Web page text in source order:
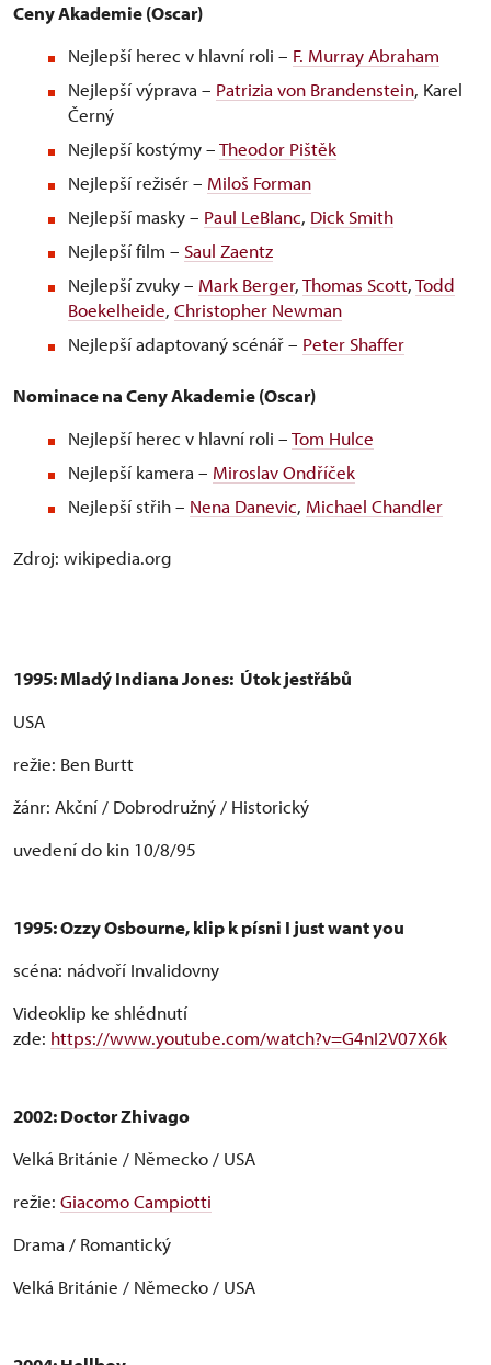
Ceny Akademie (Oscar)
Nejlepší herec v hlavní roli – F. Murray Abraham
Nejlepší výprava – Patrizia von Brandenstein, Karel
Černý
Nejlepší kostýmy –Theodor Pištěk
Nejlepší režisér – Miloš Forman
Nejlepší masky – Paul LeBlanc, Dick Smith
Nejlepší film – Saul Zaentz
Nejlepší zvuky – Mark Berger,Thomas Scott,Todd
Boekelheide, Christopher Newman
Nejlepší adaptovaný scénář – Peter Shaffer
Nominace na Ceny Akademie (Oscar)
Nejlepší herec v hlavní roli –Tom Hulce
Nejlepší kamera – Miroslav Ondříček
Nejlepší střih – Nena Danevic, Michael Chandler
Zdroj: wikipedia.org
1995:Mladý Indiana Jones: Útok jestřábů
USA
režie: Ben Burtt
žánr: Akční / Dobrodružný / Historický
uvedení do kin 10/8/95
1995: Ozzy Osbourne, klip k písni I just want you
scéna: nádvoří Invalidovny
Videoklip ke shlédnutí
zde: https://www.youtube.com/watch?v=G4nI2V07X6k
2002: Doctor Zhivago
Velká Británie / Německo / USA
režie: Giacomo Campiotti
Drama / Romantický
Velká Británie / Německo / USA